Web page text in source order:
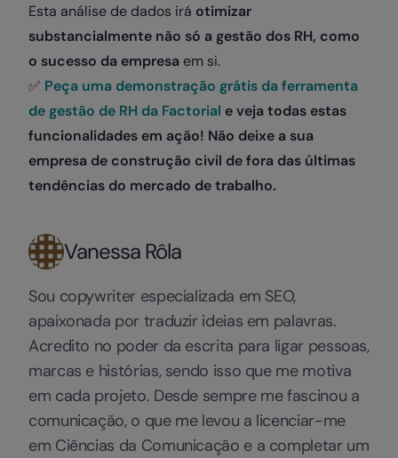
Esta análise de dados irá otimizar
substancialmente não só a gestão dos RH, como
o sucesso da empresa em si.
✅ Peça uma demonstração grátis da ferramenta
de gestão de RH da Factorial e veja todas estas
funcionalidades em ação! Não deixe a sua
empresa de construção civil de fora das últimas
tendências do mercado de trabalho.
Vanessa Rôla
Sou copywriter especializada em SEO,
apaixonada por traduzir ideias em palavras.
Acredito no poder da escrita para ligar pessoas,
marcas e histórias, sendo isso que me motiva
em cada projeto. Desde sempre me fascinou a
comunicação, o que me levou a licenciar-me
em Ciências da Comunicação e a completar um